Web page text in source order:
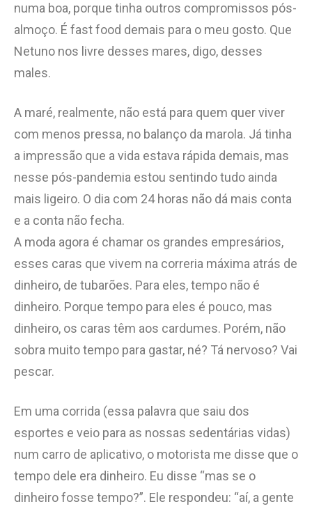
numa boa, porque tinha outros compromissos pós-
almoço. É fast food demais para o meu gosto. Que
Netuno nos livre desses mares, digo, desses
males.
A maré, realmente, não está para quem quer viver
com menos pressa, no balanço da marola. Já tinha
a impressão que a vida estava rápida demais, mas
nesse pós-pandemia estou sentindo tudo ainda
mais ligeiro. O dia com 24 horas não dá mais conta
e a conta não fecha.
A moda agora é chamar os grandes empresários,
esses caras que vivem na correria máxima atrás de
dinheiro, de tubarões. Para eles, tempo não é
dinheiro. Porque tempo para eles é pouco, mas
dinheiro, os caras têm aos cardumes. Porém, não
sobra muito tempo para gastar, né? Tá nervoso? Vai
pescar.
Em uma corrida (essa palavra que saiu dos
esportes e veio para as nossas sedentárias vidas)
num carro de aplicativo, o motorista me disse que o
tempo dele era dinheiro. Eu disse “mas se o
dinheiro fosse tempo?”. Ele respondeu: “aí, a gente